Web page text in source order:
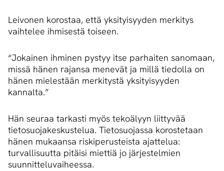
Leivonen korostaa, että yksityisyyden merkitys
vaihtelee ihmisestä toiseen.
“Jokainen ihminen pystyy itse parhaiten sanomaan,
missä hänen rajansa menevät ja millä tiedolla on
hänen mielestään merkitystä yksityisyyden
kannalta.”
Hän seuraa tarkasti myös tekoälyyn liittyvää
tietosuojakeskustelua. Tietosuojassa korostetaan
hänen mukaansa riskiperusteista ajattelua:
turvallisuutta pitäisi miettiä jo järjestelmien
suunnitteluvaiheessa.